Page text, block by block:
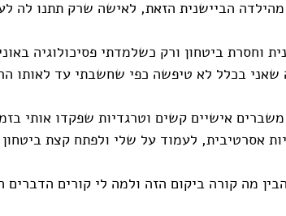
הביישנית הזאת, לאישה שרק תתנו לה
וחסרת ביטחון ורק כשלמדתי פסיכולוגיה
בכלל לא טיפשה כפי שחשבתי עד לאותו
אישיים קשים וטרגדיות שפקדו אותי
אסרטיבית, לעמוד על שלי ולפתח קצת
מה קורה ביקום הזה ולמה לי קורים הדברים